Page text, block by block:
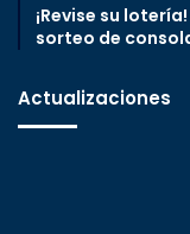
¡Revise su
sorteo de
Actualizaciones